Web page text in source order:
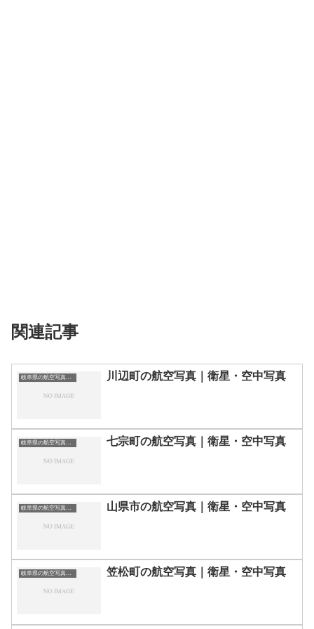
関連記事
岐阜県の航空写真・空中写真 川辺町の航空写真｜衛星・空中写真
岐阜県の航空写真・空中写真 七宗町の航空写真｜衛星・空中写真
岐阜県の航空写真・空中写真 山県市の航空写真｜衛星・空中写真
岐阜県の航空写真・空中写真 笠松町の航空写真｜衛星・空中写真